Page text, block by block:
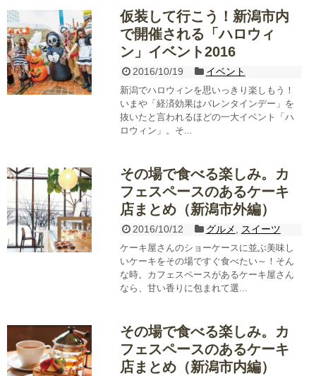
仮装して行こう！新潟市内
で開催される「ハロウィ
ン」イベント2016
2016/10/19 イベント
新潟でハロウィンを思いっきり楽しもう！
いまや「経済効果はバレンタインデー」を
抜いたと言われるほどの一大イベント「ハ
ロウィン」。そ...
その場で食べる楽しみ。カ
フェスペースのあるケーキ
店まとめ（新潟市外編）
2016/10/12 グルメ スイーツ
ケーキ屋さんのショーケースに並ぶ美味し
いケーキをその場ですぐ食べたい～！そん
な時。カフェスペースがあるケーキ屋さん
なら、甘い香りに包まれて選...
その場で食べる楽しみ。カ
フェスペースのあるケーキ
店まとめ（新潟市内編）